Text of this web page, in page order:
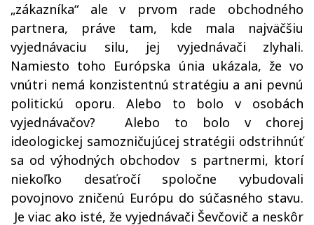
„zákazníka“ ale v prvom rade obchodného
partnera, práve tam, kde mala najväčšiu
vyjednávaciu silu, jej vyjednávači zlyhali.
Namiesto toho Európska únia ukázala, že vo
vnútri nemá konzistentnú stratégiu a ani pevnú
politickú oporu. Alebo to bolo v osobách
vyjednávačov?
Alebo to bolo v chorej
ideologickej samozničujúcej stratégii odstrihnúť
sa od výhodných obchodov
s partnermi, ktorí
niekoľko desaťročí spoločne vybudovali
povojnovo zničenú Európu do súčasného stavu.
Je viac ako isté, že vyjednávači Ševčovič a neskôr